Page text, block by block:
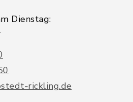
Dienstag:
rickling.de